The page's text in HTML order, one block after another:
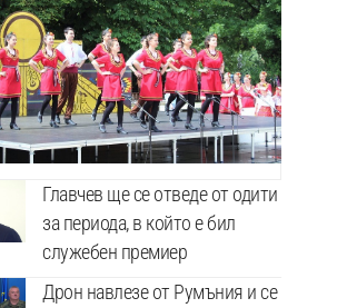
Главчев ще се отведе от одити
за периода, в който е бил
служебен премиер
Дрон навлезе от Румъния и се